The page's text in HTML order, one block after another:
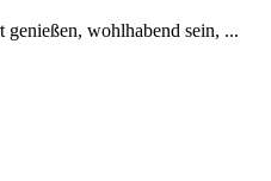
wohlhabend sein, ...